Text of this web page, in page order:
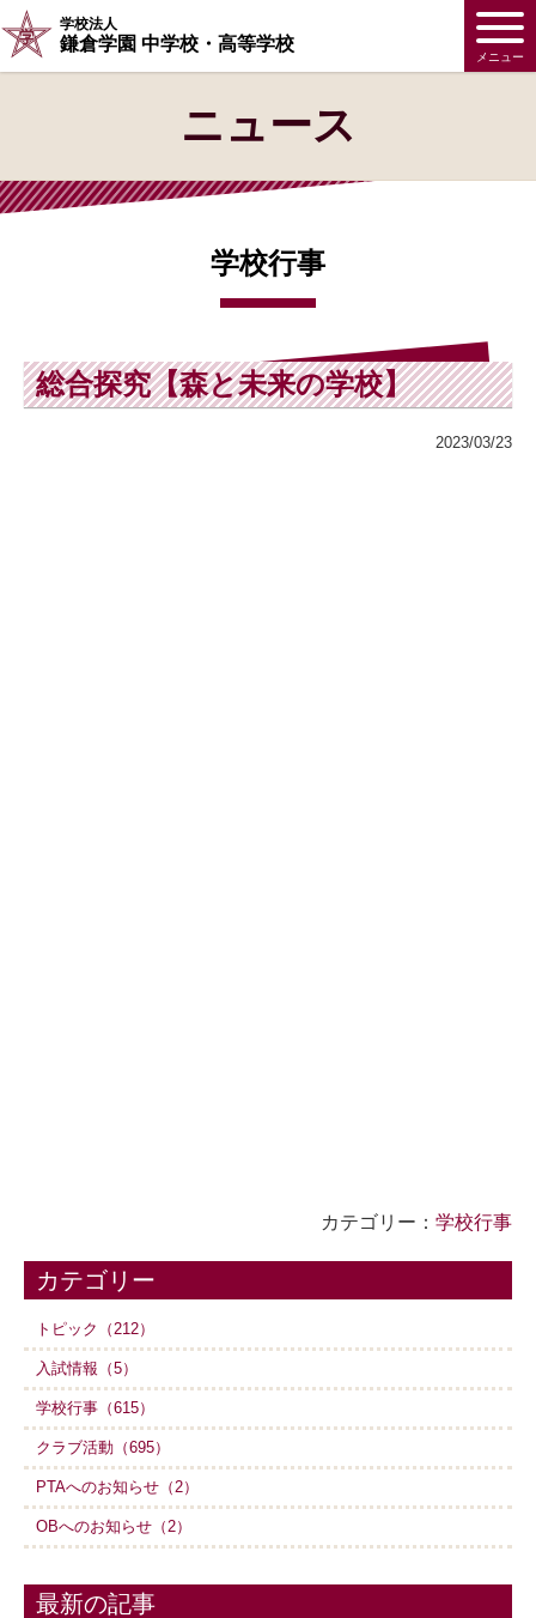
学校法人
鎌倉学園 中学校・高等学校
メニュー
ニュース
学校行事
総合探究【森と未来の学校】
2023/03/23
カテゴリー： 学校行事
カテゴリー
トピック（212）
入試情報（5）
学校行事（615）
クラブ活動（695）
PTAへのお知らせ（2）
OBへのお知らせ（2）
最新の記事